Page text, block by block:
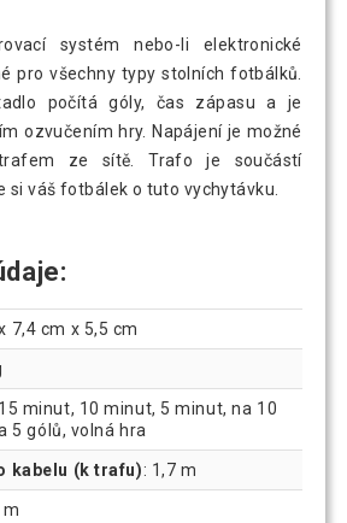
systém nebo-li elektronické
pro všechny typy stolních fotbálků.
počítá góly, čas zápasu a je
ozvučením hry. Napájení je možné
ze sítě. Trafo je součástí
si váš fotbálek o tuto vychytávku.
7,4 cm x 5,5 cm
15 minut, 10 minut, 5 minut, na 10
5 gólů, volná hra
kabelu (k trafu): 1,7 m
m